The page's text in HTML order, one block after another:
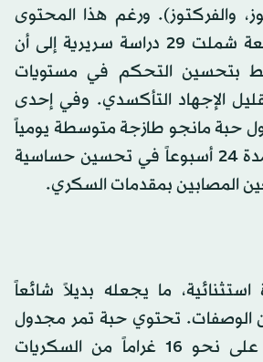
والفركتوز). ورغم هذا المحتوى
المرتفع، تشير مراجعة شملت 29 دراسة سريرية إلى أن
بتحسين التحكم في مستويات
الإجهاد التأكسدي. وفي إحدى
حبة مانجو طازجة متوسطة يومياً
(نحو 300 غرام) لمدة 24 أسبوعاً في تحسين حساسية
المصابين بمقدمات السكري.
استثنائية، ما يجعله بديلاً شائعاً
الوصفات. تحتوي حبة تمر مجدول
واحدة (24 غراماً) على نحو 16 غراماً من السكريات